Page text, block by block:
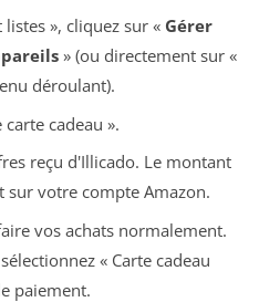
», cliquez sur « Gérer
» (ou directement sur «
déroulant).
cadeau ».
reçu d'Illicado. Le montant
sur votre compte Amazon.
vos achats normalement.
« Carte cadeau
paiement.